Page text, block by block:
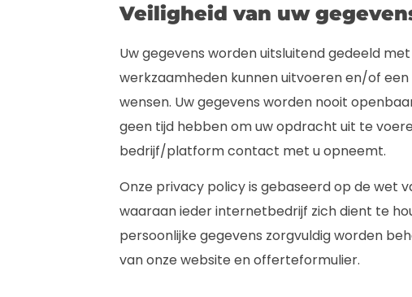
Veiligheid van uw
Uw gegevens worden uitsluitend gedeeld
werkzaamheden kunnen uitvoeren en/of
wensen. Uw gegevens worden nooit
geen tijd hebben om uw opdracht uit te
bedrijf/platform contact met u opneemt.
Onze privacy policy is gebaseerd op de wet
waaraan ieder internetbedrijf zich dient te
persoonlijke gegevens zorgvuldig worden
van onze website en offerteformulier.